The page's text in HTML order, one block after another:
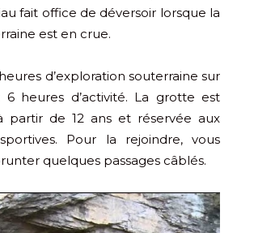
fait office de déversoir lorsque la
est en crue.
d’exploration souterraine sur
heures d’activité. La grotte est
partir de 12 ans et réservée aux
Pour la rejoindre, vous
quelques passages câblés.